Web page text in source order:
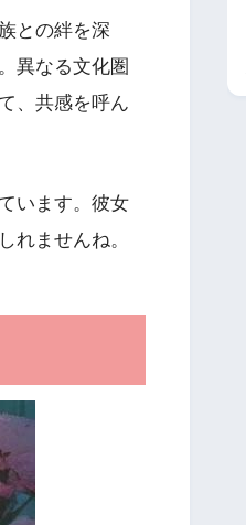
との絆を深
異なる文化圏
、共感を呼ん
います。彼女
れませんね。